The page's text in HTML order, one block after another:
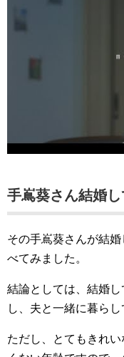
手嶌葵さん結婚
その手嶌葵さんが結
べてみました。
結論としては、結婚
し、夫と一緒に暮ら
ただし、とてもきれ